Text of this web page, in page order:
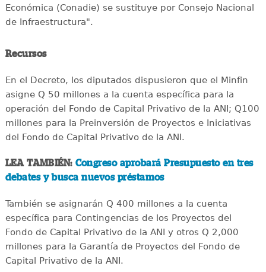
Económica (Conadie) se sustituye por Consejo Nacional
de Infraestructura".
Recursos
En el Decreto, los diputados dispusieron que el Minfin
asigne Q 50 millones a la cuenta específica para la
operación del Fondo de Capital Privativo de la ANI; Q100
millones para la Preinversión de Proyectos e Iniciativas
del Fondo de Capital Privativo de la ANI.
LEA TAMBIÉN:Congreso aprobará Presupuesto en tres
debates y busca nuevos préstamos
También se asignarán Q 400 millones a la cuenta
específica para Contingencias de los Proyectos del
Fondo de Capital Privativo de la ANI y otros Q 2,000
millones para la Garantía de Proyectos del Fondo de
Capital Privativo de la ANI.